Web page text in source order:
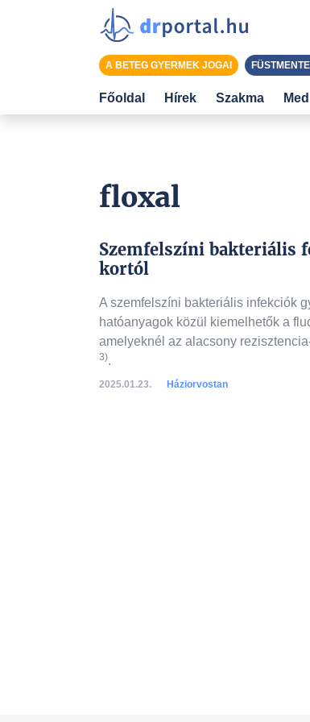
floxal
Szemfelszíni bakteriális
kortól
A szemfelszíni bakteriális infekciók
hatóanyagok közül kiemelhetők a
amelyeknél az alacsony
3).
2025.01.23. Háziorvostan
A BETEG GYERMEK JOGAI
Főoldal Hírek Szakma